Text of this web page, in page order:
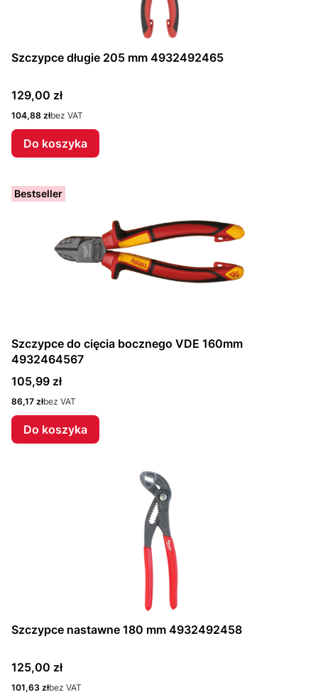
Szczypce długie 205 mm 4932492465
Cena
129,00 zł
Cena
104,88 złbez VAT
Do koszyka
Bestseller
Szczypce do cięcia bocznego VDE 160mm
4932464567
Cena
105,99 zł
Cena
86,17 złbez VAT
Do koszyka
Szczypce nastawne 180 mm 4932492458
Cena
125,00 zł
Cena
101,63 złbez VAT